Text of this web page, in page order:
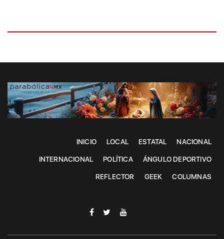
INICIO LOCAL ESTATAL NACIONAL
INTERNACIONAL POLÍTICA ÁNGULO DEPORTIVO
REFLECTOR GEEK COLUMNAS